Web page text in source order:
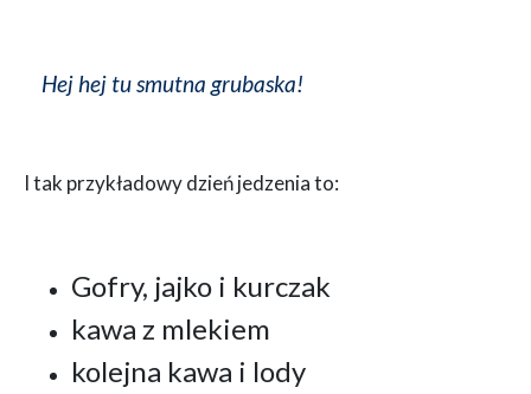
Hej hej tu smutna grubaska!
I tak przykładowy dzień jedzenia to:
Gofry, jajko i kurczak
kawa z mlekiem
kolejna kawa i lody